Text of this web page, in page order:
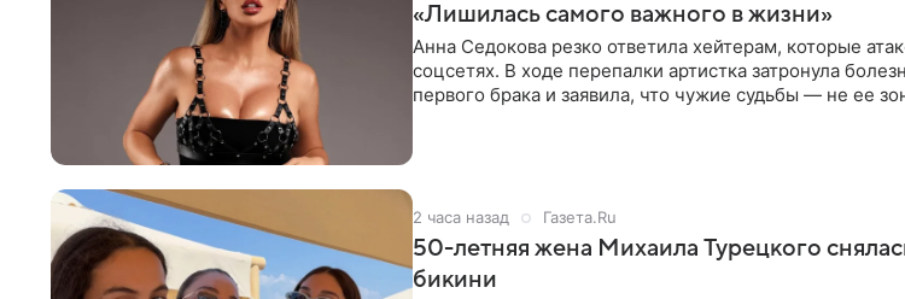
«Лишилась самого важного в жизни»
Анна Седокова резко ответила хейтерам, которые
соцсетях. В ходе перепалки артистка затронула
первого брака и заявила, что чужие судьбы — не ее
2 часа назад Газета.Ru
50-летняя жена Михаила Турецкого
бикини